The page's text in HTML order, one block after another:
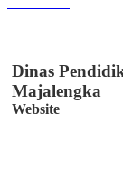
Dinas
Majalengka
Website